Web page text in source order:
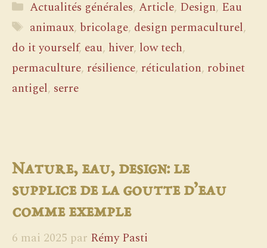
Catégories
Actualités générales,Article, Design, Eau
Étiquettes
animaux, bricolage, design permaculturel,
do it yourself, eau, hiver, low tech,
permaculture, résilience, réticulation, robinet
antigel, serre
Nature, eau, design: le
supplice de la goutte d’eau
comme exemple
6 mai 2025 par Rémy Pasti